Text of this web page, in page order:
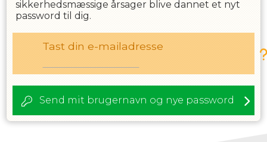
sikkerhedsmæssige årsager blive dannet et nyt
password til dig.
Tast din e-mailadresse
Send mit brugernavn og nye password